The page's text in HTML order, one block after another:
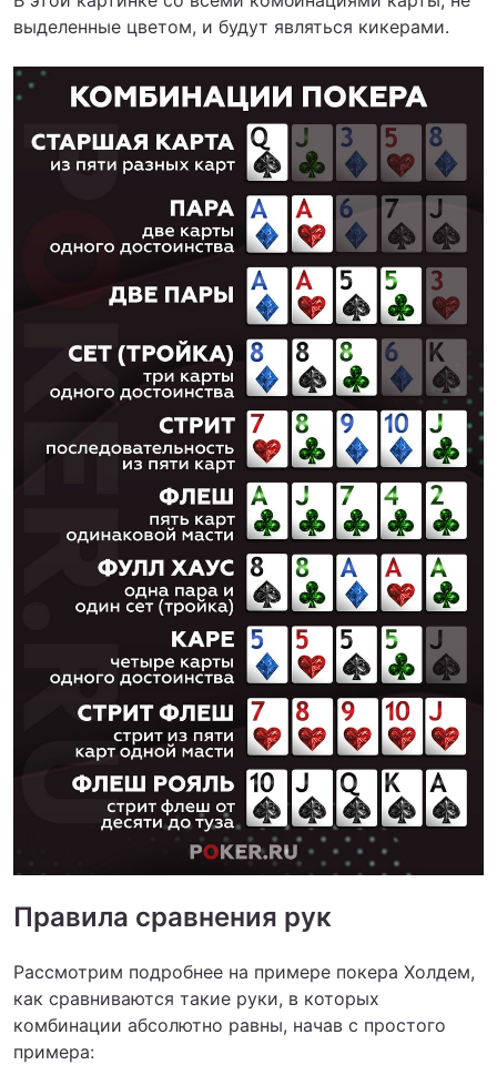
выделенные цветом, и будут являться кикерами.
Правила сравнения рук
Рассмотрим подробнее на примере покера Холдем,
как сравниваются такие руки, в которых
комбинации абсолютно равны, начав с простого
примера: